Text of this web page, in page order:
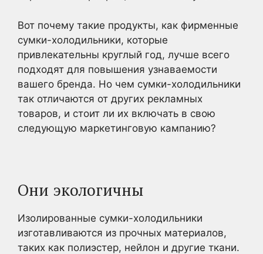
Вот почему такие продукты, как фирменные
сумки-холодильники, которые
привлекательны круглый год, лучше всего
подходят для повышения узнаваемости
вашего бренда. Но чем сумки-холодильники
так отличаются от других рекламных
товаров, и стоит ли их включать в свою
следующую маркетинговую кампанию?
Они экологичны
Изолированные сумки-холодильники
изготавливаются из прочных материалов,
таких как полиэстер, нейлон и другие ткани.